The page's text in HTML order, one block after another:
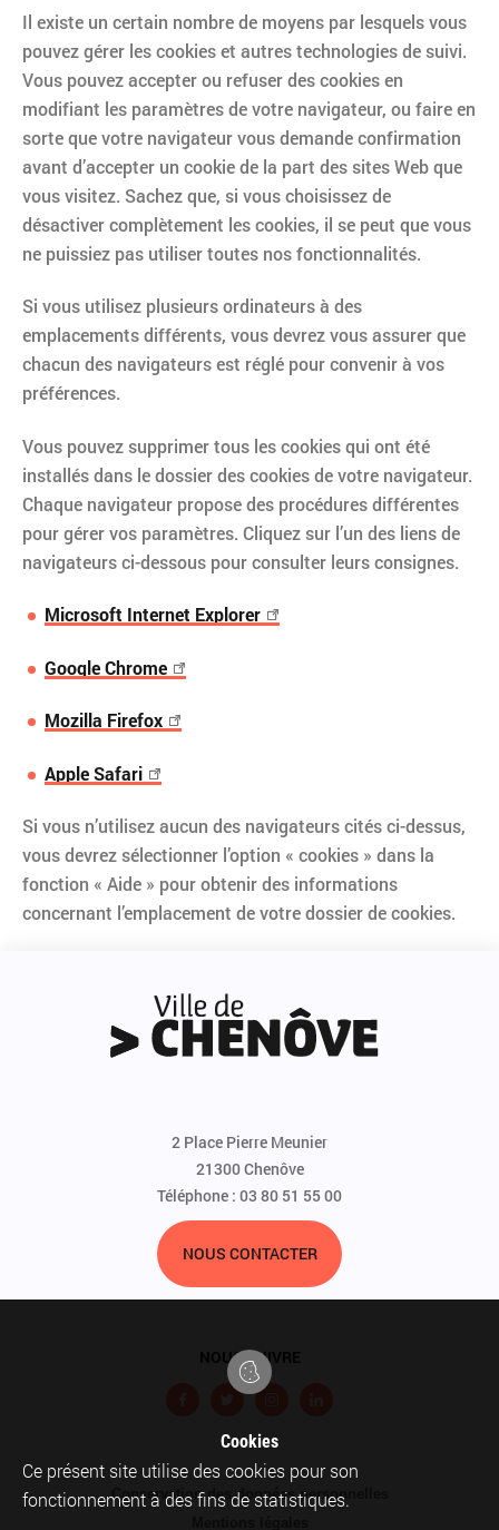
Cookies
Ce présent site utilise des cookies pour son
fonctionnement à des fins de statistiques.
Il existe un certain nombre de moyens par lesquels vous
pouvez gérer les cookies et autres technologies de suivi.
Vous pouvez accepter ou refuser des cookies en
modifiant les paramètres de votre navigateur, ou faire en
sorte que votre navigateur vous demande confirmation
avant d’accepter un cookie de la part des sites Web que
vous visitez. Sachez que, si vous choisissez de
désactiver complètement les cookies, il se peut que vous
ne puissiez pas utiliser toutes nos fonctionnalités.
Si vous utilisez plusieurs ordinateurs à des
emplacements différents, vous devrez vous assurer que
chacun des navigateurs est réglé pour convenir à vos
préférences.
Vous pouvez supprimer tous les cookies qui ont été
installés dans le dossier des cookies de votre navigateur.
Chaque navigateur propose des procédures différentes
pour gérer vos paramètres. Cliquez sur l’un des liens de
navigateurs ci-dessous pour consulter leurs consignes.
Microsoft Internet Explorer
Google Chrome
Mozilla Firefox
Apple Safari
Si vous n’utilisez aucun des navigateurs cités ci-dessus,
vous devrez sélectionner l’option « cookies » dans la
fonction « Aide » pour obtenir des informations
concernant l’emplacement de votre dossier de cookies.
2 Place Pierre Meunier
21300 Chenôve
Téléphone : 03 80 51 55 00
NOUS CONTACTER
NOUS SUIVRE
c
e
w
i
t
n
s
t
n
k
Pied
Conservation des données personnelles